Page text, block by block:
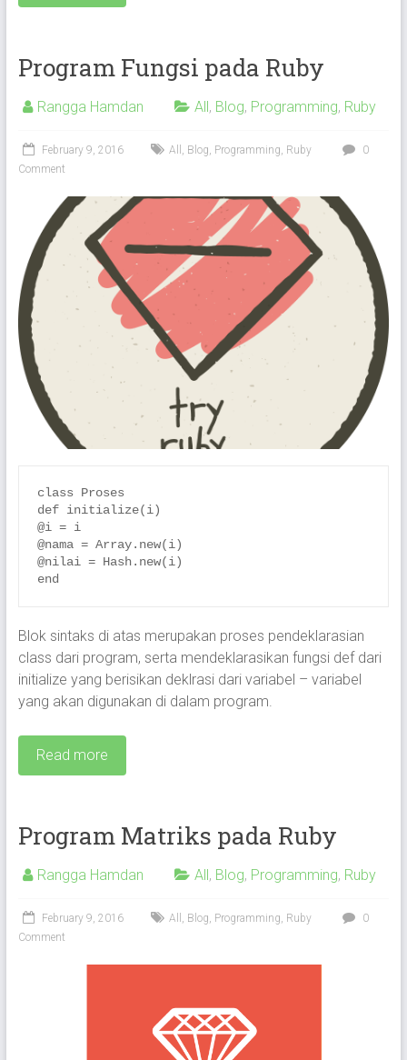
Program Fungsi pada Ruby
Rangga Hamdan All, Blog, Programming, Ruby
February 9, 2016 All Blog Programming Ruby
0
Comment
class Proses
def initialize(i)
@i = i
@nama = Array.new(i)
@nilai = Hash.new(i)
end
Blok sintaks di atas merupakan proses pendeklarasian
class dari program, serta mendeklarasikan fungsi def dari
initialize yang berisikan deklrasi dari variabel – variabel
yang akan digunakan di dalam program.
Read more
Program Matriks pada Ruby
Rangga Hamdan All, Blog, Programming, Ruby
February 9, 2016 All , Blog, Programming, Ruby
0
Comment